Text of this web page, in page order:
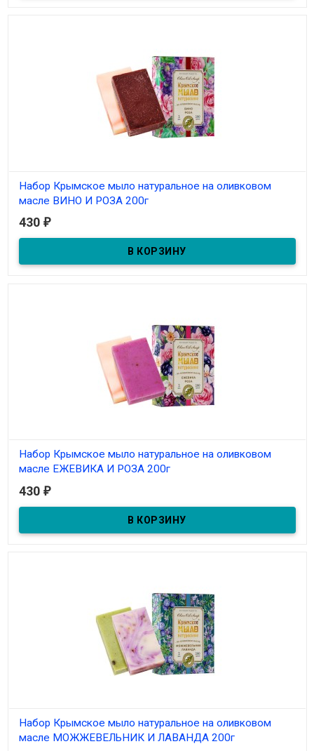
Набор Крымское мыло натуральное на оливковом
масле ВИНО И РОЗА 200г
В наличии
430 ₽
Набор Крымское мыло натуральное на оливковом
масле ЕЖЕВИКА И РОЗА 200г
В наличии
430 ₽
Набор Крымское мыло натуральное на оливковом
масле МОЖЖЕВЕЛЬНИК И ЛАВАНДА 200г